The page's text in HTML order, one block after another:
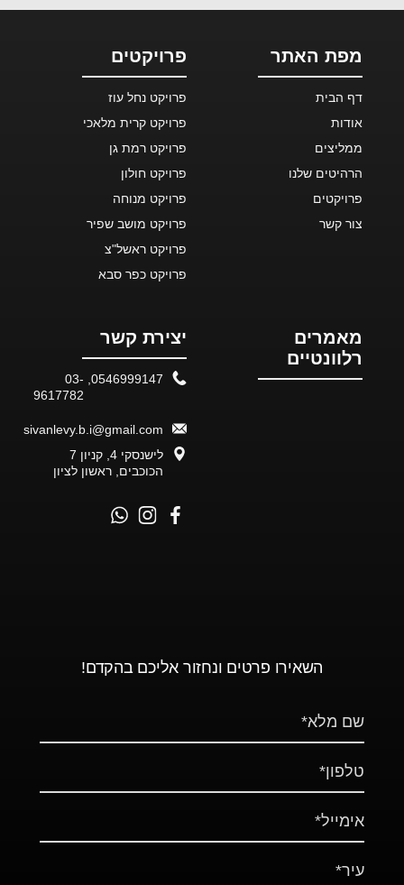
מפת האתר
דף הבית
אודות
ממליצים
הרהיטים שלנו
פרויקטים
צור קשר
פרויקטים
פרויקט נחל עוז
פרויקט קרית מלאכי
פרויקט רמת גן
פרויקט חולון
פרויקט מנוחה
פרויקט מושב שפיר
פרויקט ראשל"צ
פרויקט כפר סבא
מאמרים
רלוונטיים
יצירת קשר
0546999147
03-
9617782
sivanlevy.b.i@gmail.com
לישנסקי 4, קניון 7
הכוכבים, ראשון לציון
השאירו פרטים ונחזור אליכם בהקדם!